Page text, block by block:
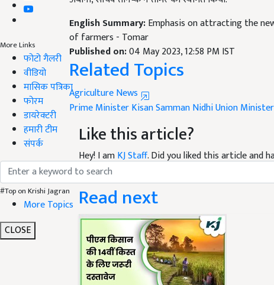
More Links
फोटो गैलरी
वीडियो
मासिक पत्रिका
फोरम
डायरेक्टरी
हमारी टीम
संपर्क
#Top on Krishi Jagran
More Topics
CLOSE
English Summary:
of farmers - Tomar
Published on:04 May 2023, 12:58 PM IST
Related Topics
Agriculture News
Prime Minister Kisan Samman Nidhi
Like this article?
Hey! I amKJ Staff. Did you liked this article and
suggestions and feedback.
Read next